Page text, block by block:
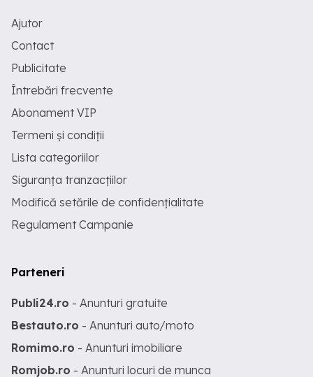
Ajutor
Contact
Publicitate
Întrebări frecvente
Abonament VIP
Termeni și condiții
Lista categoriilor
Siguranța tranzacțiilor
Modifică setările de confidențialitate
Regulament Campanie
Parteneri
Publi24.ro - Anunturi gratuite
Bestauto.ro - Anunturi auto/moto
Romimo.ro - Anunturi imobiliare
Romjob.ro - Anunturi locuri de munca